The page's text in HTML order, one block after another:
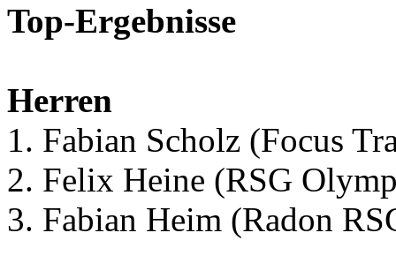
Top-Ergebnisse
Herren
1. Fabian Scholz (Focus
2. Felix Heine (RSG
3. Fabian Heim (Radon